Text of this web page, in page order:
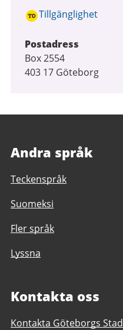
Tillgänglighet
Postadress
Box 2554
403 17 Göteborg
Andra språk
Teckenspråk
Suomeksi
Fler språk
Lyssna
Kontakta oss
Kontakta Göteborgs Stad